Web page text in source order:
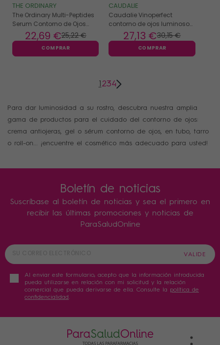
THE ORDINARY
The Ordinary Multi-Peptides
Serum Contorno de Ojos
15ml
25,22 €
22,69 €
COMPRAR
CAUDALIE
Caudalie Vinoperfect
contorno de ojos luminoso
30,15 €
27,13 €
COMPRAR
1 234
Para dar luminosidad a su rostro, descubra nuestra amplia
gama de productos para el cuidado del contorno de ojos:
crema antiojeras, gel o sérum contorno de ojos, en tubo, tarro
o roll-on... ¡encuentre el cosmético más adecuado para usted!
Boletín de noticias
Suscríbase al boletín de noticias y sea el primero en
recibir las últimas promociones y noticias de
ParaSaludOnline
Al enviar este formulario, acepto que la información introducida
pueda utilizarse en relación con mi solicitud y la relación
comercial que pueda derivarse de ella. Consulte la política de
confidencialidad .